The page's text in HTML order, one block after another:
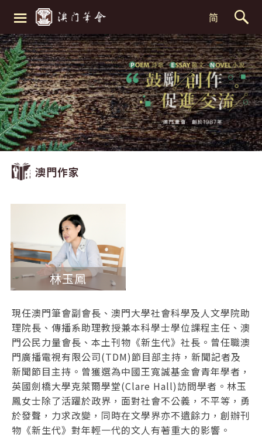
≡ 简
澳門作家
林玉鳳
現任澳門筆會副會長、澳門大學社會科學及人文學院助
理院長、傳播系助理教授兼本科學士學位課程主任、澳
門公民力量會長、本土刊物《新生代》社長。曾任職澳
門廣播電視有限公司(TDM)節目部主持，新聞記者及
新聞節目主持。曾獲選為中國王寬誠基金會青年學者，
英國劍橋大學克萊爾學堂(Clare Hall)訪問學者。林玉
鳳女士除了活躍於政界，面對社會不公義，不平等，勇
於發聲，力求改變，同時在文學界亦不遺餘力，創辦刊
物《新生代》對年輕一代的文人有著重大的影響。